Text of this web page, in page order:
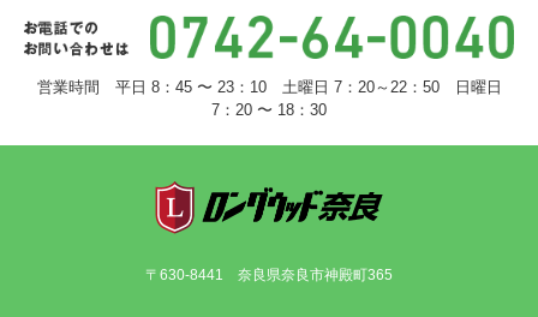
営業時間 平日 8：45 〜 23：10 土曜日 7：20～22：50 日曜日
7：20 〜 18：30
〒630-8441 奈良県奈良市神殿町365